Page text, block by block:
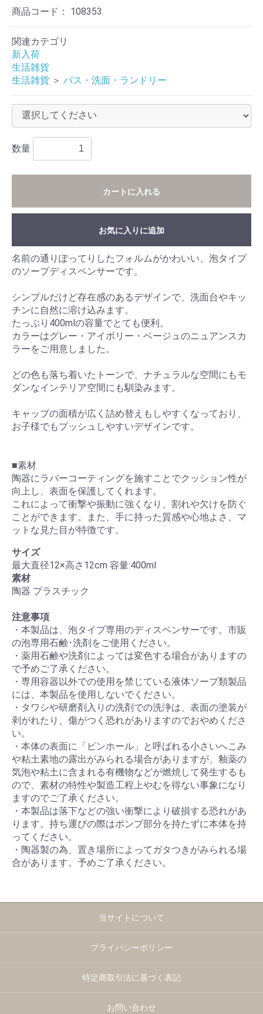
商品コード： 108353
関連カテゴリ
新入荷
生活雑貨
生活雑貨 ＞ バス・洗面・ランドリー
数量
カートに入れる
お気に入りに追加
名前の通りぽってりしたフォルムがかわいい、泡タイプ
のソープディスペンサーです。
シンプルだけど存在感のあるデザインで、洗面台やキッ
チンに自然に溶け込みます。
たっぷり400mlの容量でとても便利。
カラーはグレー・アイボリー・ベージュのニュアンスカ
ラーをご用意しました。
どの色も落ち着いたトーンで、ナチュラルな空間にもモ
ダンなインテリア空間にも馴染みます。
キャップの面積が広く詰め替えもしやすくなっており、
お子様でもプッシュしやすいデザインです。
■素材
陶器にラバーコーティングを施すことでクッション性が
向上し、表面を保護してくれます。
これによって衝撃や振動に強くなり、割れや欠けを防ぐ
ことができます。また、手に持った質感や心地よさ、マ
ットな見た目が特徴です。
サイズ
最大直径12×高さ12cm 容量:400ml
素材
陶器 プラスチック
注意事項
・本製品は、泡タイプ専用のディスペンサーです。市販
の泡専用石鹸･洗剤をご使用ください。
・薬用石鹸や洗剤によっては変色する場合がありますの
で予めご了承ください。
・専用容器以外での使用を禁じている液体ソープ類製品
には、本製品を使用しないでください。
・タワシや研磨剤入りの洗剤での洗浄は、表面の塗装が
剥がれたり、傷がつく恐れがありますのでおやめくださ
い。
・本体の表面に「ピンホール」と呼ばれる小さいへこみ
や粘土素地の露出がみられる場合がありますが、釉薬の
気泡や粘土に含まれる有機物などが燃焼して発生するも
ので、素材の特性や製造工程上やむを得ない事象になり
ますのでご了承ください。
・本製品は落下などの強い衝撃により破損する恐れがあ
ります。持ち運びの際はポンプ部分を持たずに本体を持
ってください。
・陶器製の為、置き場所によってガタつきがみられる場
合があります。予めご了承ください。
当サイトについて
プライバシーポリシー
特定商取引法に基づく表記
お問い合わせ